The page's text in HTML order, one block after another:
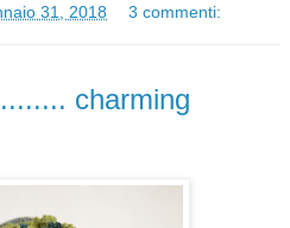
31, 2018 3 commenti:
charming